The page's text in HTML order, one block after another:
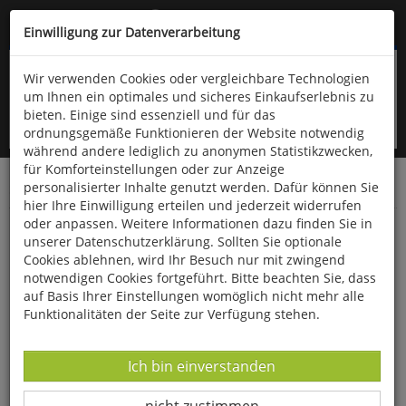
Kompletten Head der Seite überspringen
oder (06766) 9323-960
Startseite Bücher Literatur Diverses
Ein anderes Leben
Einwilligung zur Datenverarbeitung
Wir verwenden Cookies oder vergleichbare Technologien
um Ihnen ein optimales und sicheres Einkaufserlebnis zu
bieten. Einige sind essenziell und für das
ordnungsgemäße Funktionieren der Website notwendig
während andere lediglich zu anonymen Statistikzwecken,
für Komforteinstellungen oder zur Anzeige
personalisierter Inhalte genutzt werden. Dafür können Sie
hier Ihre Einwilligung erteilen und jederzeit widerrufen
oder anpassen. Weitere Informationen dazu finden Sie in
unserer Datenschutzerklärung. Sollten Sie optionale
Cookies ablehnen, wird Ihr Besuch nur mit zwingend
notwendigen Cookies fortgeführt. Bitte beachten Sie, dass
auf Basis Ihrer Einstellungen womöglich nicht mehr alle
Funktionalitäten der Seite zur Verfügung stehen.
Datenverarbeitung -
Ich bin einverstanden